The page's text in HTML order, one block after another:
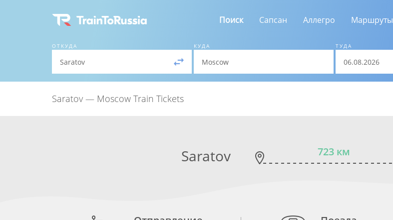
Поиск Сапсан Аллегро Маршруты
ОТКУДА КУДА ТУДА
Saratov — Moscow Train Tickets
Saratov 723 км